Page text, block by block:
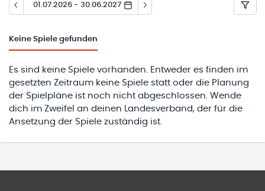
01.07.2026 - 30.06.2027
Keine Spiele gefunden
Es sind keine Spiele vorhanden. Entweder es finden im
gesetzten Zeitraum keine Spiele statt oder die Planung
der Spielpläne ist noch nicht abgeschlossen. Wende
dich im Zweifel an deinen Landesverband, der für die
Ansetzung der Spiele zuständig ist.